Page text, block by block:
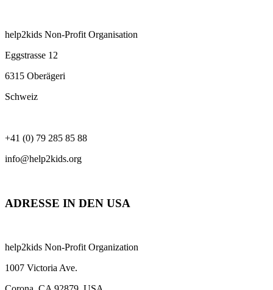
help2kids Non-Profit Organisation
Eggstrasse 12
6315 Oberägeri
Schweiz
+41 (0) 79 285 85 88
info@help2kids.org
ADRESSE IN DEN USA
help2kids Non-Profit Organization
1007 Victoria Ave.